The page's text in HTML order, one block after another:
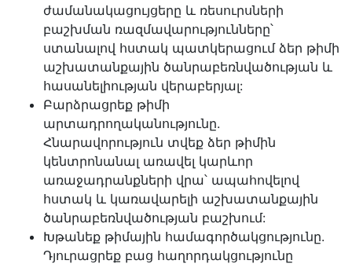
ժամանակացույցերը և ռեսուրսների
բաշխման ռազմավարությունները՝
ստանալով հստակ պատկերացում ձեր թիմի
աշխատանքային ծանրաբեռնվածության և
հասանելիության վերաբերյալ:
Բարձրացրեք թիմի
արտադրողականությունը.
Հնարավորություն տվեք ձեր թիմին
կենտրոնանալ առավել կարևոր
առաջադրանքների վրա՝ ապահովելով
հստակ և կառավարելի աշխատանքային
ծանրաբեռնվածության բաշխում:
Խթանեք թիմային համագործակցությունը.
Դյուրացրեք բաց հաղորդակցությունը